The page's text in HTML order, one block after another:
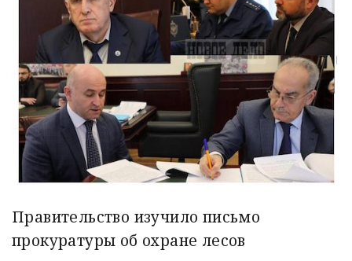
Правительство изучило письмо
прокуратуры об охране лесов